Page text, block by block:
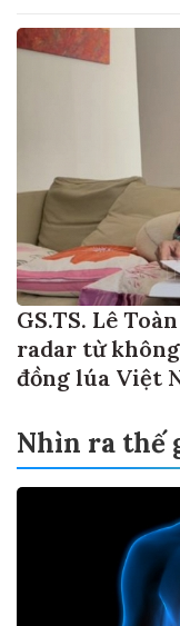
GS.TS. Lê
radar từ
đồng lúa Việt
Nhìn ra thế